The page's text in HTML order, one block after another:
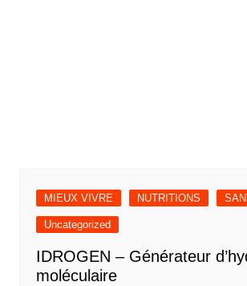
MIEUX VIVRE NUTRITIONS
Uncategorized
IDROGEN – Générateur
moléculaire